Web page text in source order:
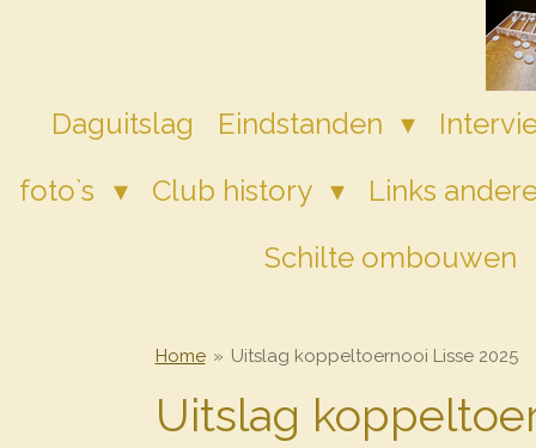
hoofdinhoud
Daguitslag Eindstanden
foto`s
Club history Links
Schilte ombouwen
Home » Uitslag koppeltoernooi Lisse 2025
Uitslag